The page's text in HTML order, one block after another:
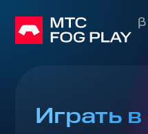
Играть